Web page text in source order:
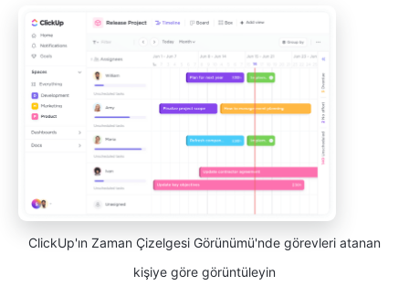
ClickUp'ın Zaman Çizelgesi Görünümü'nde görevleri atanan
kişiye göre görüntüleyin